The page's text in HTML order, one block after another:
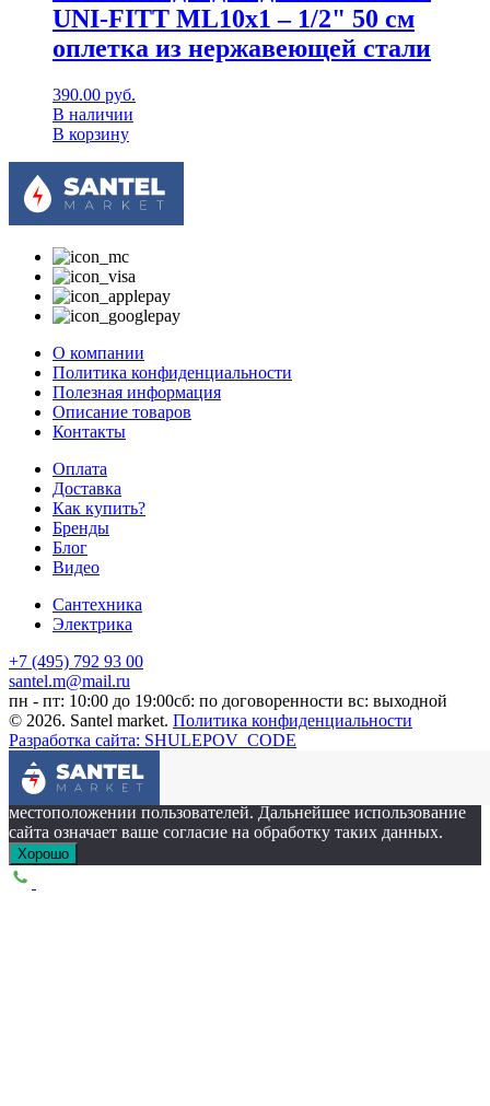
UNI-FITT МL10х1 – 1/2" 50 см
оплетка из нержавеющей стали
390.00 руб.
В наличии
В корзину
О компании
Политика конфиденциальности
Полезная информация
Описание товаров
Контакты
Оплата
Доставка
Как купить?
Бренды
Блог
Видео
Сантехника
Электрика
+7 (495) 792 93 00
santel.m@mail.ru
пн - пт: 10:00 до 19:00сб: по договоренности вс: выходной
© 2026. Santel market. Политика конфиденциальности
Разработка сайта: SHULEPOV_CODE
Этот сайт собирает cookie-файлы, данные об IP-адресе и
местоположении пользователей. Дальнейшее использование
сайта означает ваше согласие на обработку таких данных.
Хорошо